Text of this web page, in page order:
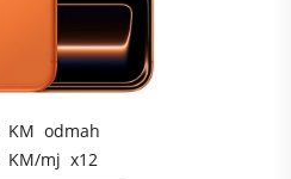
KM odmah
KM/mj x12